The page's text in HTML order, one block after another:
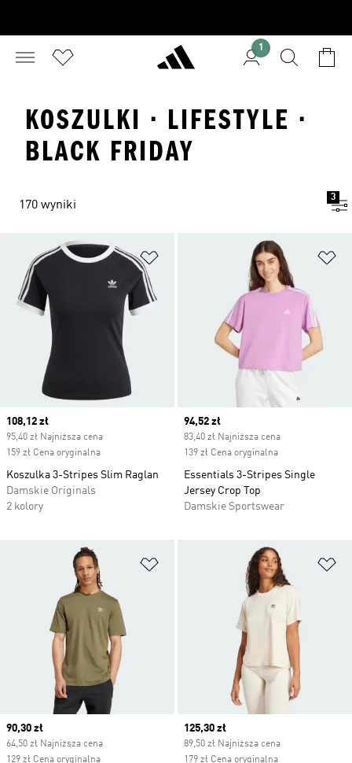
1
KOSZULKI · LIFESTYLE ·
BLACK FRIDAY
170 wyniki
3
Dodaj do listy życzeń
Current price
108,12 zł
95,40 zł Najniższa cena
159 zł Cena oryginalna
Koszulka 3-Stripes Slim Raglan
Damskie Originals
2 kolory
Current price
94,52 zł
83,40 zł Najniższa cena
139 zł Cena oryginalna
Essentials 3-Stripes Single
Jersey Crop Top
Damskie Sportswear
Dodaj do listy życzeń
Current price
90,30 zł
64,50 zł Najniższa cena
129 zł Cena oryginalna
Current price
125,30 zł
89,50 zł Najniższa cena
179 zł Cena oryginalna